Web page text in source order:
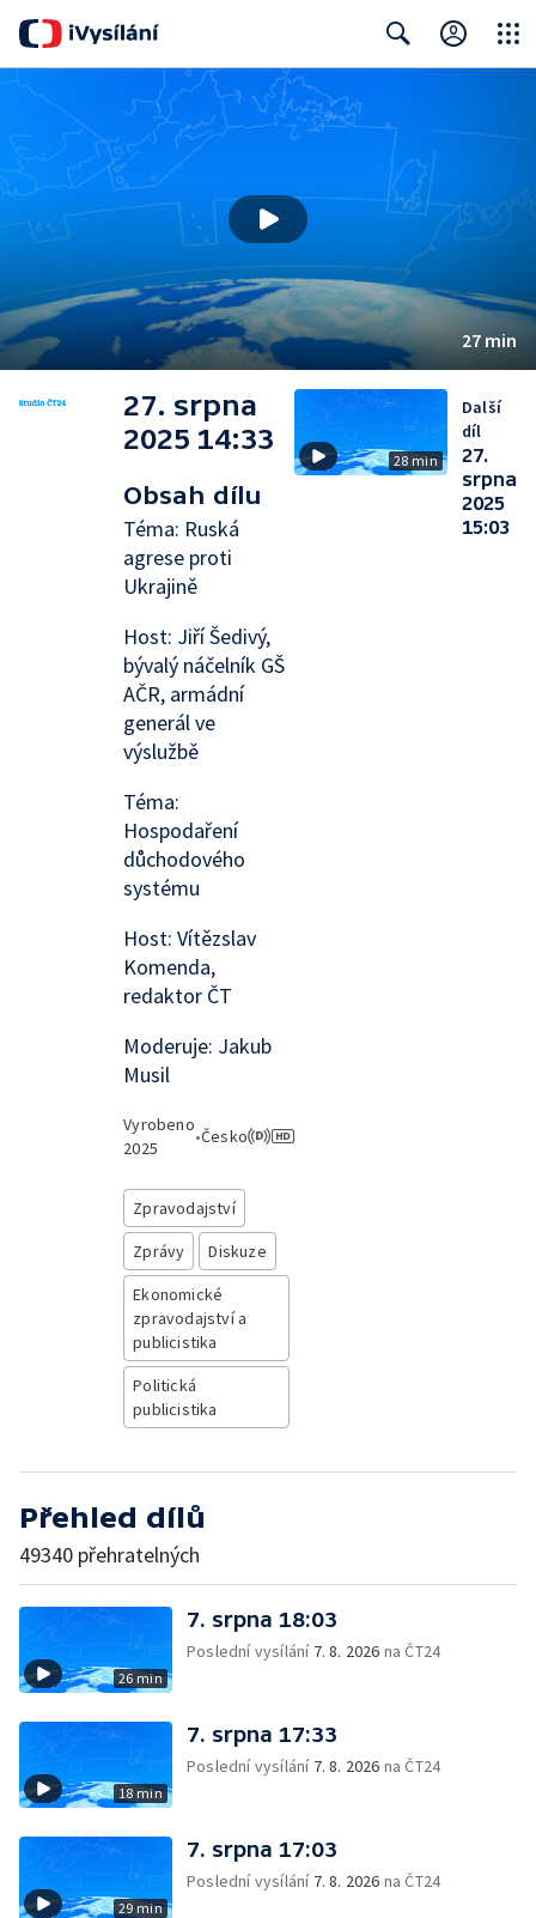
27 min
27. srpna
2025 14:33
Obsah dílu
Téma: Ruská
agrese proti
Ukrajině
Host: Jiří Šedivý,
bývalý náčelník GŠ
AČR, armádní
generál ve
výslužbě
Téma:
Hospodaření
důchodového
systému
Host: Vítězslav
Komenda,
redaktor ČT
Moderuje: Jakub
Musil
Vyrobeno
2025
•Česko
Zpravodajství
Zprávy
Diskuze
Ekonomické
zpravodajství a
publicistika
Politická
publicistika
28 min
Další
díl
27.
srpna
2025
15:03
Přehled dílů
49340 přehratelných
26 min
7. srpna 18:03
Poslední vysílání 7. 8. 2026 na ČT24
18 min
7. srpna 17:33
Poslední vysílání 7. 8. 2026 na ČT24
29 min
7. srpna 17:03
Poslední vysílání 7. 8. 2026 na ČT24